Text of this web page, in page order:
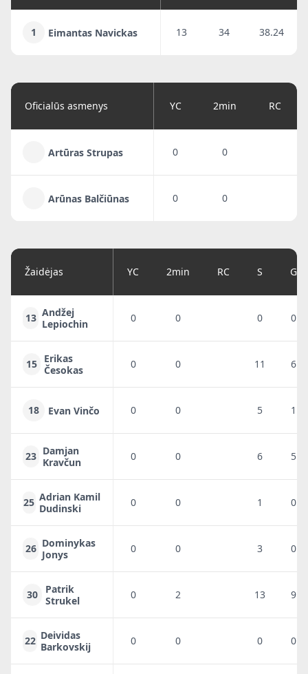
1 Eimantas Navickas 13 34 38.24
Oficialūs asmenys YC 2min RC
Artūras Strupas 0 0
Arūnas Balčiūnas 0 0
Žaidėjas YC 2min RC S G
13 Andžej
Lepiochin
0 0 0 0
15 Erikas
Česokas
0 0 11 6
18 Evan Vinčo 0 0 5 1
23 Damjan
Kravčun
0 0 6 5
25 Adrian Kamil
Dudinski
0 0 1 0
26 Dominykas
Jonys
0 0 3 0
30
Patrik
Strukel
0 2 13 9
22 Deividas
Barkovskij
0 0 0 0